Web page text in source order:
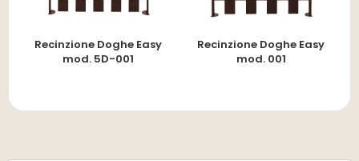
Recinzione Doghe Easy
mod. 5D-001
Recinzione Doghe Easy
mod. 001